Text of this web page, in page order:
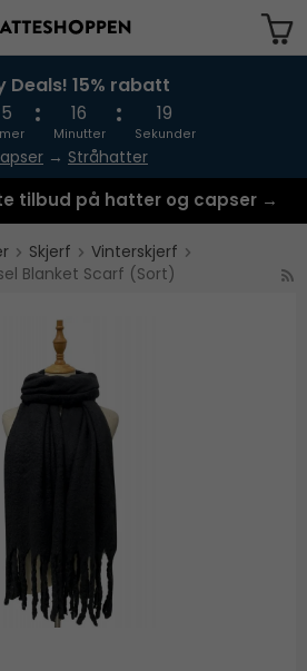
blitt lagt til i handlekurven
Deals! 15% rabatt
5 16
Minutter
18
Sekunder
→ Stråhatter
tilbud på hatter og capser →
Skjerf
Vinterskjerf
Blanket Scarf (Sort)